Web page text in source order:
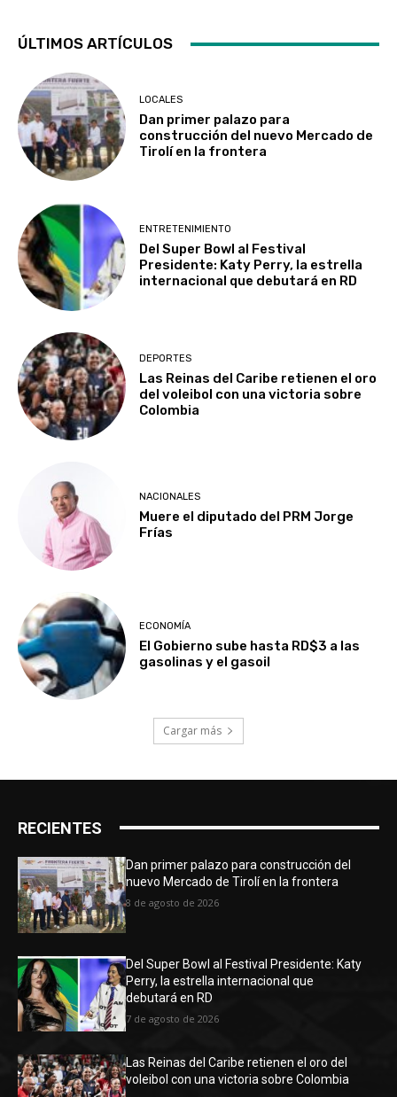
ÚLTIMOS ARTÍCULOS
LOCALES
Dan primer palazo para
construcción del nuevo Mercado de
Tirolí en la frontera
ENTRETENIMIENTO
Del Super Bowl al Festival
Presidente: Katy Perry, la estrella
internacional que debutará en RD
DEPORTES
Las Reinas del Caribe retienen el oro
del voleibol con una victoria sobre
Colombia
NACIONALES
Muere el diputado del PRM Jorge
Frías
ECONOMÍA
El Gobierno sube hasta RD$3 a las
gasolinas y el gasoil
Cargar más
RECIENTES
Dan primer palazo para construcción del
nuevo Mercado de Tirolí en la frontera
8 de agosto de 2026
Del Super Bowl al Festival Presidente: Katy
Perry, la estrella internacional que
debutará en RD
7 de agosto de 2026
Las Reinas del Caribe retienen el oro del
voleibol con una victoria sobre Colombia